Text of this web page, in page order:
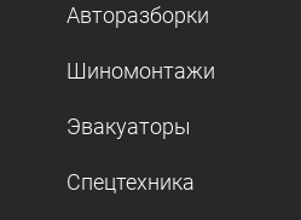
Авторазборки
Шиномонтажи
Эвакуаторы
Спецтехника